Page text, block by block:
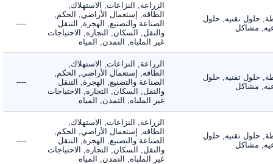
حلول تقنيه, حلول
مشاكل
الزراعة, النزاعات, الاستهلاك,
الطاقه, إستعمال الأراضي, الحكم,
الصناعة والتصنيع, الهجرة, التنقل
والنقل, السكان, التجاره, الاحتياجات
غير الملباه, التمدن, المياه
----
حلول تقنيه, حلول
مشاكل
الزراعة, النزاعات, الاستهلاك,
الطاقه, إستعمال الأراضي, الحكم,
الصناعة والتصنيع, الهجرة, التنقل
والنقل, السكان, التجاره, الاحتياجات
غير الملباه, التمدن, المياه
----
حلول تقنيه, حلول
مشاكل
الزراعة, النزاعات, الاستهلاك,
الطاقه, إستعمال الأراضي, الحكم,
الصناعة والتصنيع, الهجرة, التنقل
والنقل, السكان, التجاره, الاحتياجات
غير الملباه, التمدن, المياه
----